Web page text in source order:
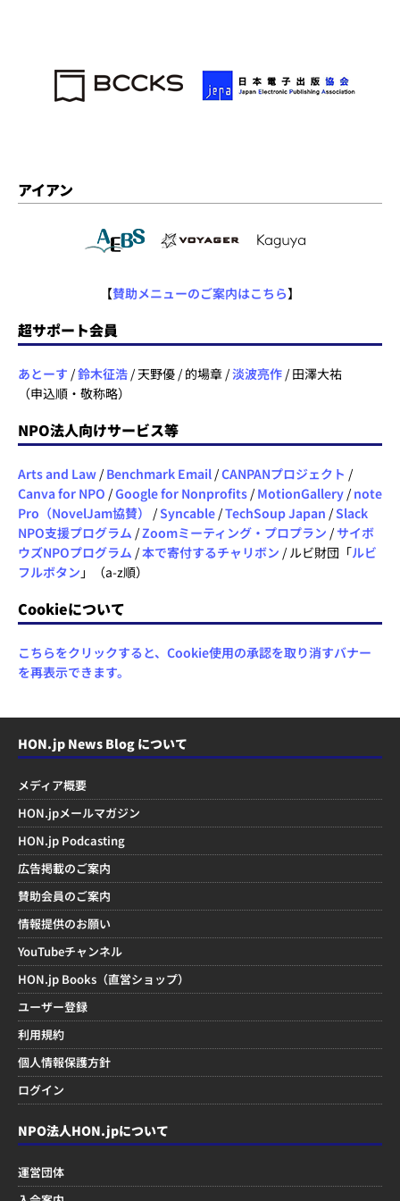
アイアン
【賛助メニューのご案内はこちら】
超サポート会員
あとーす /鈴木征浩 / 天野優 / 的場章 /淡波亮作 / 田澤大祐
（申込順・敬称略）
NPO法人向けサービス等
Arts and Law / Benchmark Email /CANPANプロジェクト /
Canva for NPO /Google for Nonprofits / MotionGallery / note
Pro（NovelJam協賛）
/Syncable /TechSoup Japan /Slack
NPO支援プログラム /Zoomミーティング・プロプラン /サイボ
ウズNPOプログラム /本で寄付するチャリボン / ルビ財団「ルビ
フルボタン 」（a-z順）
Cookieについて
こちらをクリックすると、Cookie使用の承認を取り消すバナー
を再表示できます。
HON.jp News Blog について
メディア概要
HON.jpメールマガジン
HON.jp Podcasting
広告掲載のご案内
賛助会員のご案内
情報提供のお願い
YouTubeチャンネル
HON.jp Books（直営ショップ）
ユーザー登録
利用規約
個人情報保護方針
ログイン
NPO法人HON.jpについて
運営団体